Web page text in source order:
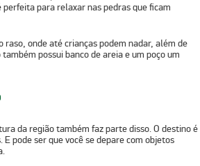
para relaxar nas pedras que ficam
raso, onde até crianças podem nadar, além de
possui banco de areia e um poço um
da região também faz parte disso. O destino é
pode ser que você se depare com objetos